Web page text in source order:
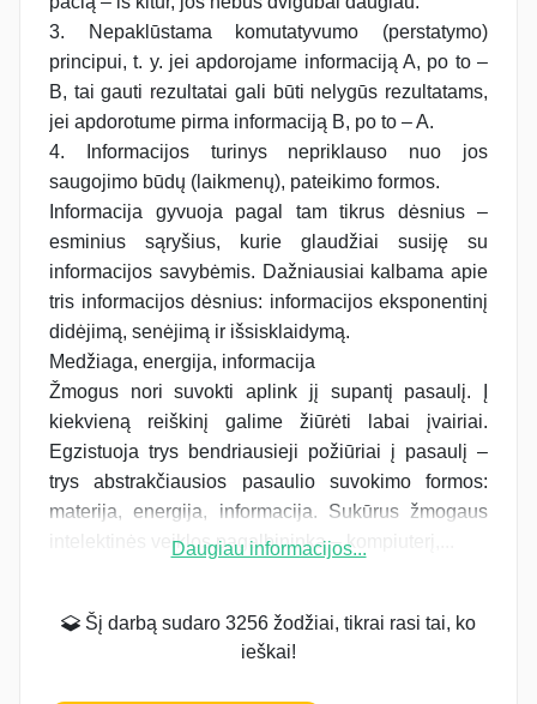
3. Nepaklūstama komutatyvumo (perstatymo)
principui, t. y. jei apdorojame informaciją A, po to –
B, tai gauti rezultatai gali būti nelygūs rezultatams,
jei apdorotume pirma informaciją B, po to – A.
4. Informacijos turinys nepriklauso nuo jos
saugojimo būdų (laikmenų), pateikimo formos.
Informacija gyvuoja pagal tam tikrus dėsnius –
esminius sąryšius, kurie glaudžiai susiję su
informacijos savybėmis. Dažniausiai kalbama apie
tris informacijos dėsnius: informacijos eksponentinį
didėjimą, senėjimą ir išsisklaidymą.
Medžiaga, energija, informacija
Žmogus nori suvokti aplink jį supantį pasaulį. Į
kiekvieną reiškinį galime žiūrėti labai įvairiai.
Egzistuoja trys bendriausieji požiūriai į pasaulį –
trys abstrakčiausios pasaulio suvokimo formos:
materija, energija, informacija. Sukūrus žmogaus
intelektinės veiklos pagalbininką – kompiuterį,...
Daugiau informacijos...
Šį darbą sudaro 3256 žodžiai, tikrai rasi tai, ko
ieškai!